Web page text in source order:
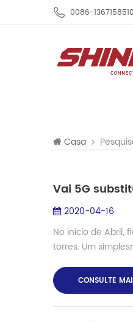
0086-
Casa
Vai 5G
2020-04-16
No início de Abril,
torres. Um
CONSULTE